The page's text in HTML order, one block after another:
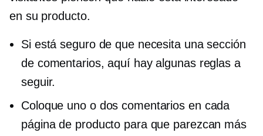
en su producto.
Si está seguro de que necesita una sección
de comentarios, aquí hay algunas reglas a
seguir.
Coloque uno o dos comentarios en cada
página de producto para que parezcan más